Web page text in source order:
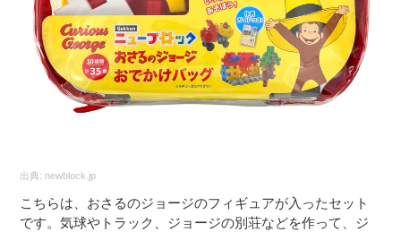
出典: newblock.jp
こちらは、おさるのジョージのフィギュアが入ったセット
です。気球やトラック、ジョージの別荘などを作って、ジ